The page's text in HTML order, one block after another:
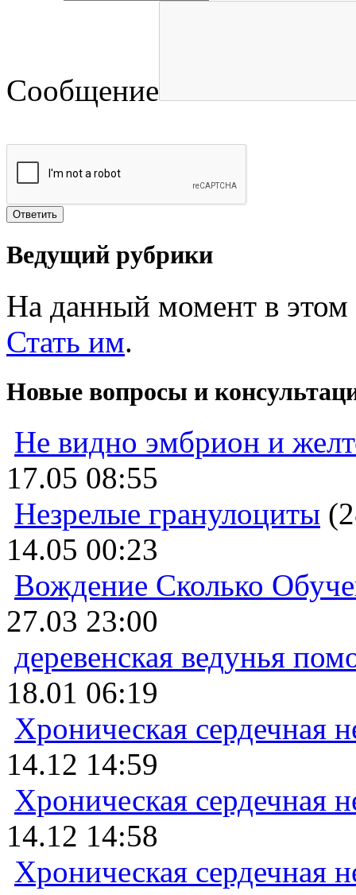
Сообщение
Ведущий рубрики
На данный момент в этом
Стать им.
Новые вопросы и
Не видно эмбрион и
17.05 08:55
Незрелые гранулоциты
14.05 00:23
Вождение Сколько
27.03 23:00
деревенская ведунья
18.01 06:19
Хроническая сердечная
14.12 14:59
Хроническая сердечная
14.12 14:58
Хроническая сердечная